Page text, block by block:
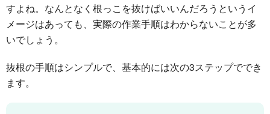
すよね。なんとなく根っこを抜けばいいんだろうというイ
メージはあっても、実際の作業手順はわからないことが多
いでしょう。
抜根の手順はシンプルで、基本的には次の3ステップででき
ます。